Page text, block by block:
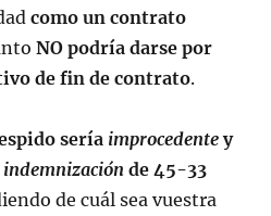
como un contrato
NO podría darse por
de fin de contrato.
sería improcedentey
indemnización de 45-33
de cuál sea vuestra